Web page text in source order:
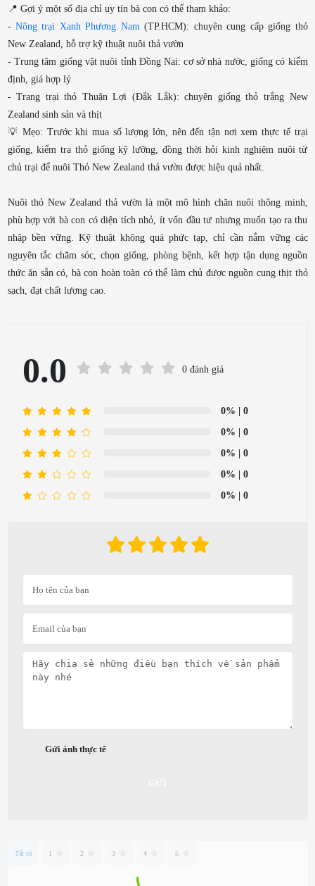
📍 Gợi ý một số địa chỉ uy tín bà con có thể tham khảo:
- Nông trại Xanh Phương Nam(TP.HCM): chuyên cung cấp giống thỏ
New Zealand, hỗ trợ kỹ thuật nuôi thả vườn
- Trung tâm giống vật nuôi tỉnh Đồng Nai: cơ sở nhà nước, giống có kiểm
định, giá hợp lý
- Trang trại thỏ Thuận Lợi (Đắk Lắk): chuyên giống thỏ trắng New
Zealand sinh sản và thịt
💡 Mẹo: Trước khi mua số lượng lớn, nên đến tận nơi xem thực tế trại
giống, kiểm tra thỏ giống kỹ lưỡng, đồng thời hỏi kinh nghiệm nuôi từ
chủ trại để nuôi Thỏ New Zealand thả vườn được hiệu quả nhất.
Nuôi thỏ New Zealand thả vườn là một mô hình chăn nuôi thông minh,
phù hợp với bà con có diện tích nhỏ, ít vốn đầu tư nhưng muốn tạo ra thu
nhập bền vững. Kỹ thuật không quá phức tạp, chỉ cần nắm vững các
nguyên tắc chăm sóc, chọn giống, phòng bệnh, kết hợp tận dụng nguồn
thức ăn sẵn có, bà con hoàn toàn có thể làm chủ được nguồn cung thịt thỏ
sạch, đạt chất lượng cao.
0.0 0 đánh giá
0% | 0
0% | 0
0% | 0
0% | 0
0% | 0
Gửi ảnh thực tế
Tất cả 1 2 3 4 5